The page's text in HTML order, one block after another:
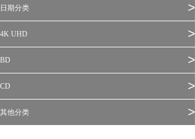
日期分类 >
4K UHD >
BD >
CD >
其他分类 >